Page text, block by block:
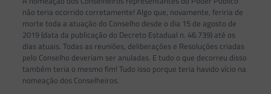
não teria ocorrido corretamente! Algo que, novamente, feriria de
morte toda a atuação do Conselho desde o dia 15 de agosto de
2019 (data da publicação do Decreto Estadual n. 46.739) até os
dias atuais. Todas as reuniões, deliberações e Resoluções criadas
pelo Conselho deveriam ser anuladas. E tudo o que decorreu disso
também teria o mesmo fim! Tudo isso porque teria havido vício na
nomeação dos Conselheiros.